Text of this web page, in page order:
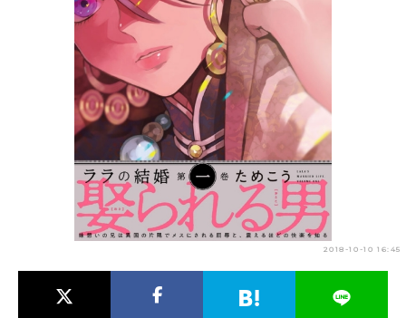
アニメ記事一覧 声優記事一覧
アニメ映画一覧 実写化映画一覧
今期アニメ曜日別一覧
夏アニメ
秋アニメ 冬アニメ
男性声優/女性声優一覧
FOLLOW US 2018-10-10 16:45